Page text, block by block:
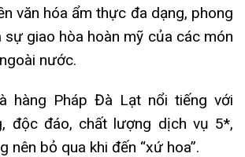
văn hóa ẩm thực đa dạng, phong
sự giao hòa hoàn mỹ của các món
nước.
hàng Pháp Đà Lạt nổi tiếng với
độc đáo, chất lượng dịch vụ 5*,
nên bỏ qua khi đến “xứ hoa”.